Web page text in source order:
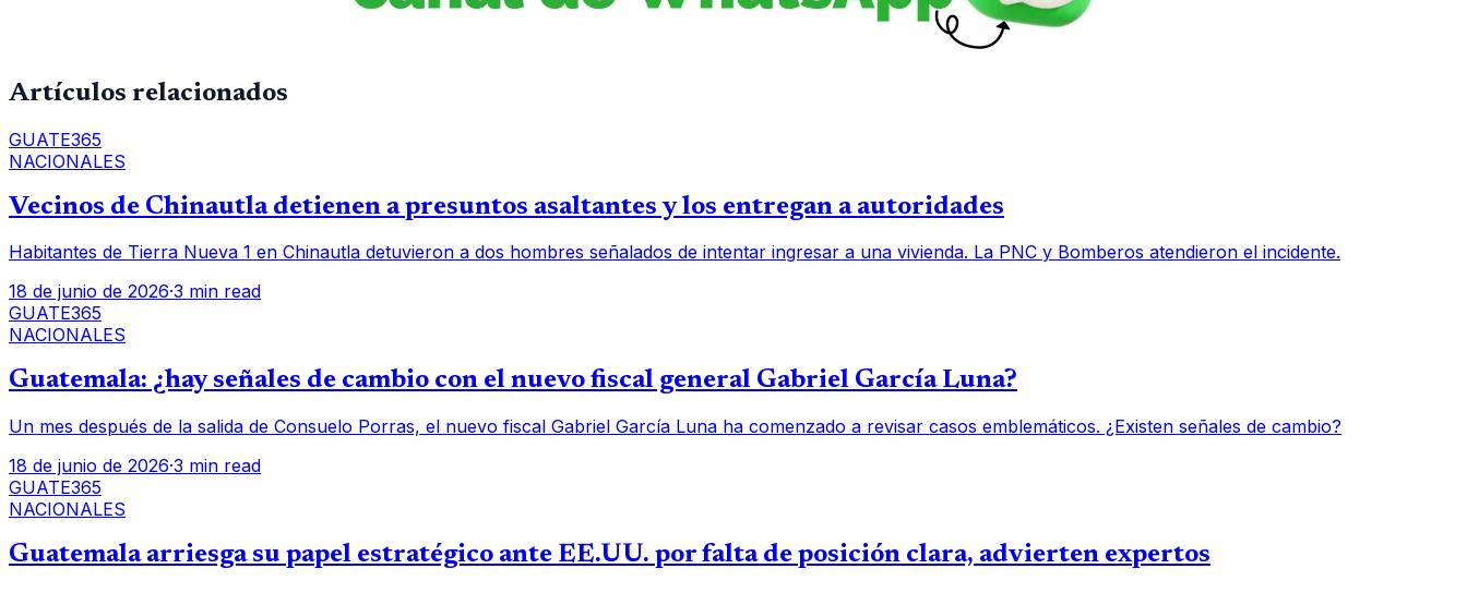
Artículos relacionados
GUATE365
NACIONALES
Vecinos de Chinautla detienen a presuntos asaltantes y los entregan a autoridades
Habitantes de Tierra Nueva 1 en Chinautla detuvieron a dos hombres señalados de intentar ingresar a una vivienda. La PNC y Bomberos atendieron el incidente.
18 de junio de 2026·3 min read
GUATE365
NACIONALES
Guatemala: ¿hay señales de cambio con el nuevo fiscal general Gabriel García Luna?
Un mes después de la salida de Consuelo Porras, el nuevo fiscal Gabriel García Luna ha comenzado a revisar casos emblemáticos. ¿Existen señales de cambio?
18 de junio de 2026·3 min read
GUATE365
NACIONALES
Guatemala arriesga su papel estratégico ante EE.UU. por falta de posición clara, advierten expertos